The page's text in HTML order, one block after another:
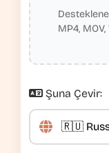
MP4,
Şuna Çevir: